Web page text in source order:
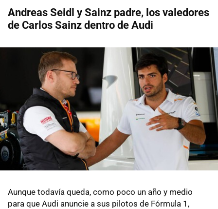
Andreas Seidl y Sainz padre, los valedores
de Carlos Sainz dentro de Audi
Aunque todavía queda, como poco un año y medio
para que Audi anuncie a sus pilotos de Fórmula 1,